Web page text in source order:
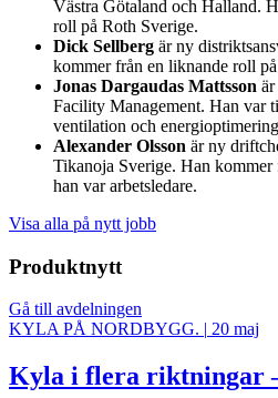
Västra Götaland och Halland.
roll på Roth Sverige.
Dick Sellberg är ny
kommer från en liknande roll
Jonas Dargaudas Mattsson
Facility Management. Han var
ventilation och
Alexander Olsson är ny
Tikanoja Sverige. Han
han var arbetsledare.
Visa alla på nytt jobb
Produktnytt
Gå till avdelningen
KYLA PÅ NORDBYGG. | 20 maj
Kyla i flera riktningar